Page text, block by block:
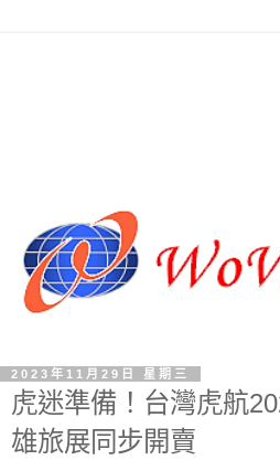
2023年11月29日 星期三
虎迷準備！台灣虎航
雄旅展同步開賣